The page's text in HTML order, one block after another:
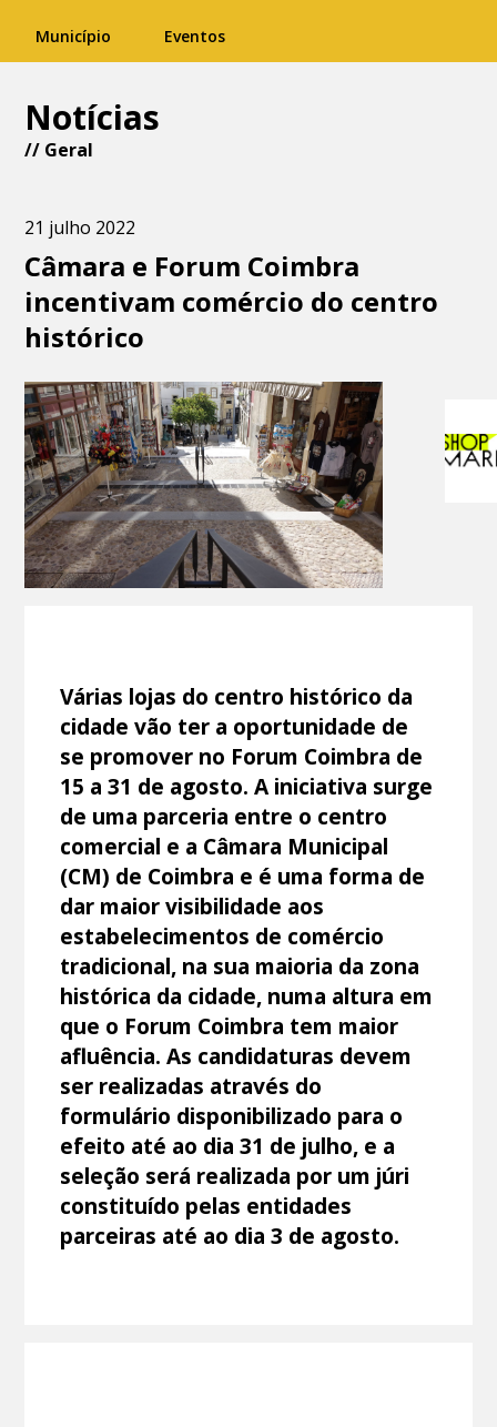
Município Eventos
Notícias
// Geral
21 julho 2022
Câmara e Forum Coimbra
incentivam comércio do centro
histórico
Várias lojas do centro histórico da
cidade vão ter a oportunidade de
se promover no Forum Coimbra de
15 a 31 de agosto. A iniciativa surge
de uma parceria entre o centro
comercial e a Câmara Municipal
(CM) de Coimbra e é uma forma de
dar maior visibilidade aos
estabelecimentos de comércio
tradicional, na sua maioria da zona
histórica da cidade, numa altura em
que o Forum Coimbra tem maior
afluência. As candidaturas devem
ser realizadas através do
formulário disponibilizado para o
efeito até ao dia 31 de julho, e a
seleção será realizada por um júri
constituído pelas entidades
parceiras até ao dia 3 de agosto.